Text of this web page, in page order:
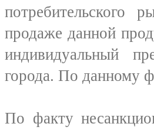
потребительского
продаже данной
индивидуальный
города. По данному
По факту